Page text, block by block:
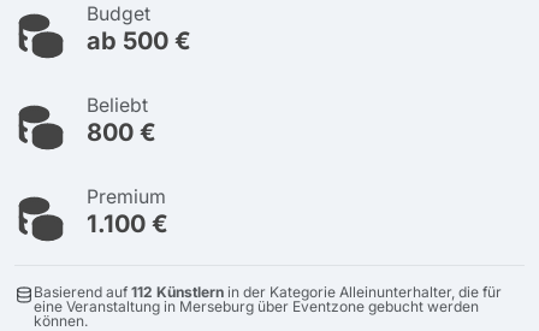
Budget
ab 500 €
Beliebt
800 €
Premium
1.100 €
Basierend auf 112 Künstlern in der Kategorie Alleinunterhalter, die für
eine Veranstaltung in Merseburg über Eventzone gebucht werden
können.